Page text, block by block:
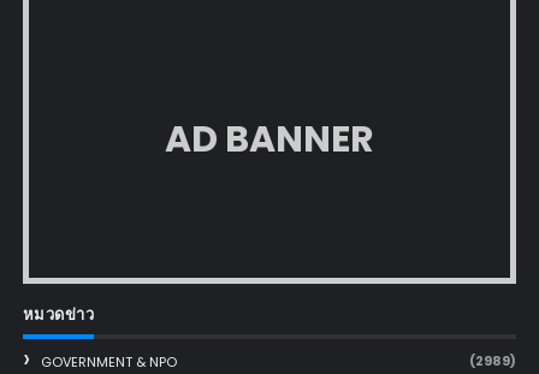
AD BANNER
หมวดข่าว
GOVERNMENT & NPO (2989)